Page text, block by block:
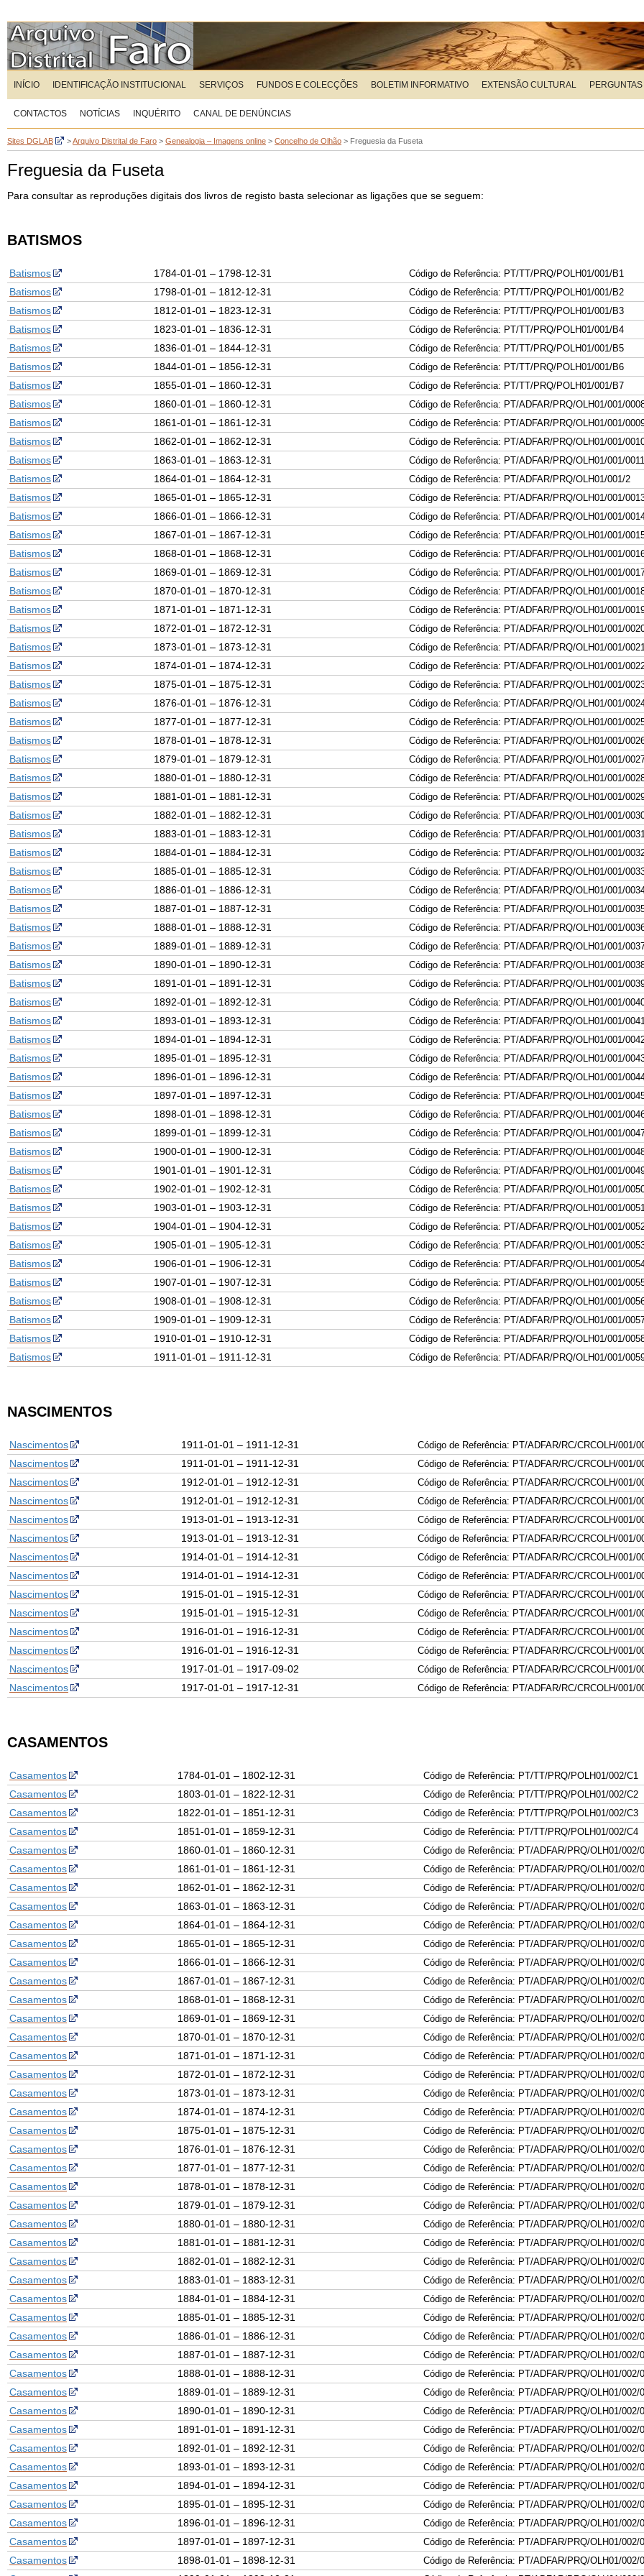
INÍCIO IDENTIFICAÇÃO INSTITUCIONAL SERVIÇOS FUNDOS E COLECÇÕES BOLETIM INFORMATIVO EXTENSÃO CULTURAL
CONTACTOS NOTÍCIAS INQUÉRITO CANAL DE DENÚNCIAS
Sites DGLAB >Arquivo Distrital de Faro > Genealogia – Imagens online > Concelho de Olhão > Freguesia da Fuseta
Freguesia da Fuseta
Para consultar as reproduções digitais dos livros de registo basta selecionar as ligações que se seguem:
BATISMOS
Batismos 1784-01-01 – 1798-12-31 Código de Referência: PT/TT/PRQ/POLH01/001/B1
Batismos 1798-01-01 – 1812-12-31 Código de Referência: PT/TT/PRQ/POLH01/001/B2
Batismos 1812-01-01 – 1823-12-31 Código de Referência: PT/TT/PRQ/POLH01/001/B3
Batismos 1823-01-01 – 1836-12-31 Código de Referência: PT/TT/PRQ/POLH01/001/B4
Batismos 1836-01-01 – 1844-12-31 Código de Referência: PT/TT/PRQ/POLH01/001/B5
Batismos 1844-01-01 – 1856-12-31 Código de Referência: PT/TT/PRQ/POLH01/001/B6
Batismos 1855-01-01 – 1860-12-31 Código de Referência: PT/TT/PRQ/POLH01/001/B7
Batismos 1860-01-01 – 1860-12-31 Código de Referência: PT/ADFAR/PRQ/OLH01/001/
Batismos 1861-01-01 – 1861-12-31 Código de Referência: PT/ADFAR/PRQ/OLH01/001/000
Batismos 1862-01-01 – 1862-12-31 Código de Referência: PT/ADFAR/PRQ/OLH01/001/
Batismos 1863-01-01 – 1863-12-31 Código de Referência: PT/ADFAR/PRQ/OLH01/001/0011
Batismos 1864-01-01 – 1864-12-31 Código de Referência: PT/ADFAR/PRQ/OLH01/001/2
Batismos 1865-01-01 – 1865-12-31 Código de Referência: PT/ADFAR/PRQ/OLH01/001/
Batismos 1866-01-01 – 1866-12-31 Código de Referência: PT/ADFAR/PRQ/OLH01/001/
Batismos 1867-01-01 – 1867-12-31 Código de Referência: PT/ADFAR/PRQ/OLH01/001/
Batismos 1868-01-01 – 1868-12-31 Código de Referência: PT/ADFAR/PRQ/OLH01/001/
Batismos 1869-01-01 – 1869-12-31 Código de Referência: PT/ADFAR/PRQ/OLH01/001/
Batismos 1870-01-01 – 1870-12-31 Código de Referência: PT/ADFAR/PRQ/OLH01/001/
Batismos 1871-01-01 – 1871-12-31 Código de Referência: PT/ADFAR/PRQ/OLH01/001/
Batismos 1872-01-01 – 1872-12-31 Código de Referência: PT/ADFAR/PRQ/OLH01/001/
Batismos 1873-01-01 – 1873-12-31 Código de Referência: PT/ADFAR/PRQ/OLH01/001/
Batismos 1874-01-01 – 1874-12-31 Código de Referência: PT/ADFAR/PRQ/OLH01/001/
Batismos 1875-01-01 – 1875-12-31 Código de Referência: PT/ADFAR/PRQ/OLH01/001/
Batismos 1876-01-01 – 1876-12-31 Código de Referência: PT/ADFAR/PRQ/OLH01/001/
Batismos 1877-01-01 – 1877-12-31 Código de Referência: PT/ADFAR/PRQ/OLH01/001/
Batismos 1878-01-01 – 1878-12-31 Código de Referência: PT/ADFAR/PRQ/OLH01/001/
Batismos 1879-01-01 – 1879-12-31 Código de Referência: PT/ADFAR/PRQ/OLH01/001/
Batismos 1880-01-01 – 1880-12-31 Código de Referência: PT/ADFAR/PRQ/OLH01/001/
Batismos 1881-01-01 – 1881-12-31 Código de Referência: PT/ADFAR/PRQ/OLH01/001/
Batismos 1882-01-01 – 1882-12-31 Código de Referência: PT/ADFAR/PRQ/OLH01/001/
Batismos 1883-01-01 – 1883-12-31 Código de Referência: PT/ADFAR/PRQ/OLH01/001/
Batismos 1884-01-01 – 1884-12-31 Código de Referência: PT/ADFAR/PRQ/OLH01/001/
Batismos 1885-01-01 – 1885-12-31 Código de Referência: PT/ADFAR/PRQ/OLH01/001/
Batismos 1886-01-01 – 1886-12-31 Código de Referência: PT/ADFAR/PRQ/OLH01/001/
Batismos 1887-01-01 – 1887-12-31 Código de Referência: PT/ADFAR/PRQ/OLH01/001/
Batismos 1888-01-01 – 1888-12-31 Código de Referência: PT/ADFAR/PRQ/OLH01/001/
Batismos 1889-01-01 – 1889-12-31 Código de Referência: PT/ADFAR/PRQ/OLH01/001/
Batismos 1890-01-01 – 1890-12-31 Código de Referência: PT/ADFAR/PRQ/OLH01/001/
Batismos 1891-01-01 – 1891-12-31 Código de Referência: PT/ADFAR/PRQ/OLH01/001/
Batismos 1892-01-01 – 1892-12-31 Código de Referência: PT/ADFAR/PRQ/OLH01/001/
Batismos 1893-01-01 – 1893-12-31 Código de Referência: PT/ADFAR/PRQ/OLH01/001/
Batismos 1894-01-01 – 1894-12-31 Código de Referência: PT/ADFAR/PRQ/OLH01/001/
Batismos 1895-01-01 – 1895-12-31 Código de Referência: PT/ADFAR/PRQ/OLH01/001/
Batismos 1896-01-01 – 1896-12-31 Código de Referência: PT/ADFAR/PRQ/OLH01/001/
Batismos 1897-01-01 – 1897-12-31 Código de Referência: PT/ADFAR/PRQ/OLH01/001/
Batismos 1898-01-01 – 1898-12-31 Código de Referência: PT/ADFAR/PRQ/OLH01/001/
Batismos 1899-01-01 – 1899-12-31 Código de Referência: PT/ADFAR/PRQ/OLH01/001/
Batismos 1900-01-01 – 1900-12-31 Código de Referência: PT/ADFAR/PRQ/OLH01/001/
Batismos 1901-01-01 – 1901-12-31 Código de Referência: PT/ADFAR/PRQ/OLH01/001/
Batismos 1902-01-01 – 1902-12-31 Código de Referência: PT/ADFAR/PRQ/OLH01/001/
Batismos 1903-01-01 – 1903-12-31 Código de Referência: PT/ADFAR/PRQ/OLH01/001/
Batismos 1904-01-01 – 1904-12-31 Código de Referência: PT/ADFAR/PRQ/OLH01/001/
Batismos 1905-01-01 – 1905-12-31 Código de Referência: PT/ADFAR/PRQ/OLH01/001/
Batismos 1906-01-01 – 1906-12-31 Código de Referência: PT/ADFAR/PRQ/OLH01/001/
Batismos 1907-01-01 – 1907-12-31 Código de Referência: PT/ADFAR/PRQ/OLH01/001/
Batismos 1908-01-01 – 1908-12-31 Código de Referência: PT/ADFAR/PRQ/OLH01/001/
Batismos 1909-01-01 – 1909-12-31 Código de Referência: PT/ADFAR/PRQ/OLH01/001/
Batismos 1910-01-01 – 1910-12-31 Código de Referência: PT/ADFAR/PRQ/OLH01/001/
Batismos 1911-01-01 – 1911-12-31 Código de Referência: PT/ADFAR/PRQ/OLH01/001/
NASCIMENTOS
Nascimentos 1911-01-01 – 1911-12-31 Código de Referência: PT/ADFAR/RC/CRCOLH/001/
Nascimentos 1911-01-01 – 1911-12-31 Código de Referência: PT/ADFAR/RC/CRCOLH/001/
Nascimentos 1912-01-01 – 1912-12-31 Código de Referência: PT/ADFAR/RC/CRCOLH/001/
Nascimentos 1912-01-01 – 1912-12-31 Código de Referência: PT/ADFAR/RC/CRCOLH/001/
Nascimentos 1913-01-01 – 1913-12-31 Código de Referência: PT/ADFAR/RC/CRCOLH/001/
Nascimentos 1913-01-01 – 1913-12-31 Código de Referência: PT/ADFAR/RC/CRCOLH/001/
Nascimentos 1914-01-01 – 1914-12-31 Código de Referência: PT/ADFAR/RC/CRCOLH/001/
Nascimentos 1914-01-01 – 1914-12-31 Código de Referência: PT/ADFAR/RC/CRCOLH/001/
Nascimentos 1915-01-01 – 1915-12-31 Código de Referência: PT/ADFAR/RC/CRCOLH/001/
Nascimentos 1915-01-01 – 1915-12-31 Código de Referência: PT/ADFAR/RC/CRCOLH/001/
Nascimentos 1916-01-01 – 1916-12-31 Código de Referência: PT/ADFAR/RC/CRCOLH/001/
Nascimentos 1916-01-01 – 1916-12-31 Código de Referência: PT/ADFAR/RC/CRCOLH/001/
Nascimentos 1917-01-01 – 1917-09-02 Código de Referência: PT/ADFAR/RC/CRCOLH/001/
Nascimentos 1917-01-01 – 1917-12-31 Código de Referência: PT/ADFAR/RC/CRCOLH/001/
CASAMENTOS
Casamentos 1784-01-01 – 1802-12-31 Código de Referência: PT/TT/PRQ/POLH01/002/C1
Casamentos 1803-01-01 – 1822-12-31 Código de Referência: PT/TT/PRQ/POLH01/002/C2
Casamentos 1822-01-01 – 1851-12-31 Código de Referência: PT/TT/PRQ/POLH01/002/C3
Casamentos 1851-01-01 – 1859-12-31 Código de Referência: PT/TT/PRQ/POLH01/002/C4
Casamentos 1860-01-01 – 1860-12-31 Código de Referência: PT/ADFAR/PRQ/OLH01/002/
Casamentos 1861-01-01 – 1861-12-31 Código de Referência: PT/ADFAR/PRQ/OLH01/002/
Casamentos 1862-01-01 – 1862-12-31 Código de Referência: PT/ADFAR/PRQ/OLH01/002/
Casamentos 1863-01-01 – 1863-12-31 Código de Referência: PT/ADFAR/PRQ/OLH01/002/
Casamentos 1864-01-01 – 1864-12-31 Código de Referência: PT/ADFAR/PRQ/OLH01/002/
Casamentos 1865-01-01 – 1865-12-31 Código de Referência: PT/ADFAR/PRQ/OLH01/002/
Casamentos 1866-01-01 – 1866-12-31 Código de Referência: PT/ADFAR/PRQ/OLH01/002/
Casamentos 1867-01-01 – 1867-12-31 Código de Referência: PT/ADFAR/PRQ/OLH01/002/
Casamentos 1868-01-01 – 1868-12-31 Código de Referência: PT/ADFAR/PRQ/OLH01/002/
Casamentos 1869-01-01 – 1869-12-31 Código de Referência: PT/ADFAR/PRQ/OLH01/002/
Casamentos 1870-01-01 – 1870-12-31 Código de Referência: PT/ADFAR/PRQ/OLH01/002/
Casamentos 1871-01-01 – 1871-12-31 Código de Referência: PT/ADFAR/PRQ/OLH01/002/
Casamentos 1872-01-01 – 1872-12-31 Código de Referência: PT/ADFAR/PRQ/OLH01/002/
Casamentos 1873-01-01 – 1873-12-31 Código de Referência: PT/ADFAR/PRQ/OLH01/002/
Casamentos 1874-01-01 – 1874-12-31 Código de Referência: PT/ADFAR/PRQ/OLH01/002/
Casamentos 1875-01-01 – 1875-12-31 Código de Referência: PT/ADFAR/PRQ/OLH01/002/
Casamentos 1876-01-01 – 1876-12-31 Código de Referência: PT/ADFAR/PRQ/OLH01/002/
Casamentos 1877-01-01 – 1877-12-31 Código de Referência: PT/ADFAR/PRQ/OLH01/002/
Casamentos 1878-01-01 – 1878-12-31 Código de Referência: PT/ADFAR/PRQ/OLH01/002/
Casamentos 1879-01-01 – 1879-12-31 Código de Referência: PT/ADFAR/PRQ/OLH01/002/
Casamentos 1880-01-01 – 1880-12-31 Código de Referência: PT/ADFAR/PRQ/OLH01/002/
Casamentos 1881-01-01 – 1881-12-31 Código de Referência: PT/ADFAR/PRQ/OLH01/002/
Casamentos 1882-01-01 – 1882-12-31 Código de Referência: PT/ADFAR/PRQ/OLH01/002/
Casamentos 1883-01-01 – 1883-12-31 Código de Referência: PT/ADFAR/PRQ/OLH01/002/
Casamentos 1884-01-01 – 1884-12-31 Código de Referência: PT/ADFAR/PRQ/OLH01/002/
Casamentos 1885-01-01 – 1885-12-31 Código de Referência: PT/ADFAR/PRQ/OLH01/002/
Casamentos 1886-01-01 – 1886-12-31 Código de Referência: PT/ADFAR/PRQ/OLH01/002/
Casamentos 1887-01-01 – 1887-12-31 Código de Referência: PT/ADFAR/PRQ/OLH01/002/
Casamentos 1888-01-01 – 1888-12-31 Código de Referência: PT/ADFAR/PRQ/OLH01/002/
Casamentos 1889-01-01 – 1889-12-31 Código de Referência: PT/ADFAR/PRQ/OLH01/002/
Casamentos 1890-01-01 – 1890-12-31 Código de Referência: PT/ADFAR/PRQ/OLH01/002/
Casamentos 1891-01-01 – 1891-12-31 Código de Referência: PT/ADFAR/PRQ/OLH01/002/
Casamentos 1892-01-01 – 1892-12-31 Código de Referência: PT/ADFAR/PRQ/OLH01/002/
Casamentos 1893-01-01 – 1893-12-31 Código de Referência: PT/ADFAR/PRQ/OLH01/002/
Casamentos 1894-01-01 – 1894-12-31 Código de Referência: PT/ADFAR/PRQ/OLH01/002/
Casamentos 1895-01-01 – 1895-12-31 Código de Referência: PT/ADFAR/PRQ/OLH01/002/
Casamentos 1896-01-01 – 1896-12-31 Código de Referência: PT/ADFAR/PRQ/OLH01/002/
Casamentos 1897-01-01 – 1897-12-31 Código de Referência: PT/ADFAR/PRQ/OLH01/002/
Casamentos 1898-01-01 – 1898-12-31 Código de Referência: PT/ADFAR/PRQ/OLH01/002/